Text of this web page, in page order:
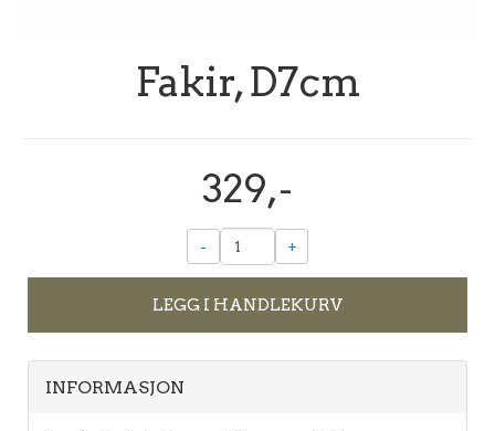
Fakir, D7cm
329,-
- +
LEGG I HANDLEKURV
INFORMASJON